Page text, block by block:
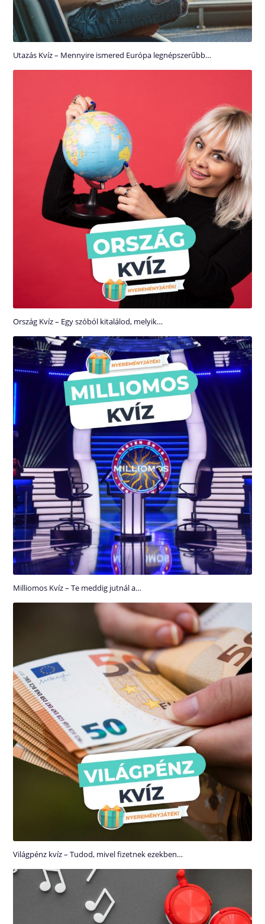
Utazás Kvíz – Mennyire ismered Európa legnépszerűbb…
Ország Kvíz – Egy szóból kitalálod, melyik…
Milliomos Kvíz – Te meddig jutnál a…
Világpénz kvíz – Tudod, mivel fizetnek ezekben…